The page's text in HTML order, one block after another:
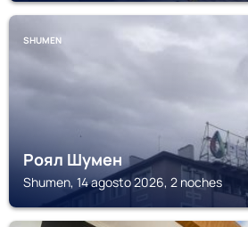
SHUMEN
Роял Шумен
Shumen, 14 agosto 2026, 2 noches